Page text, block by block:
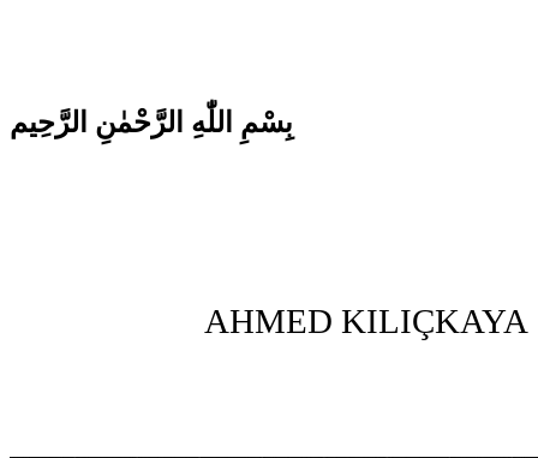
بِسْمِ اللّٰهِ الرَّحْمٰنِ الرَّحِيم
AHMED KILIÇKAYA